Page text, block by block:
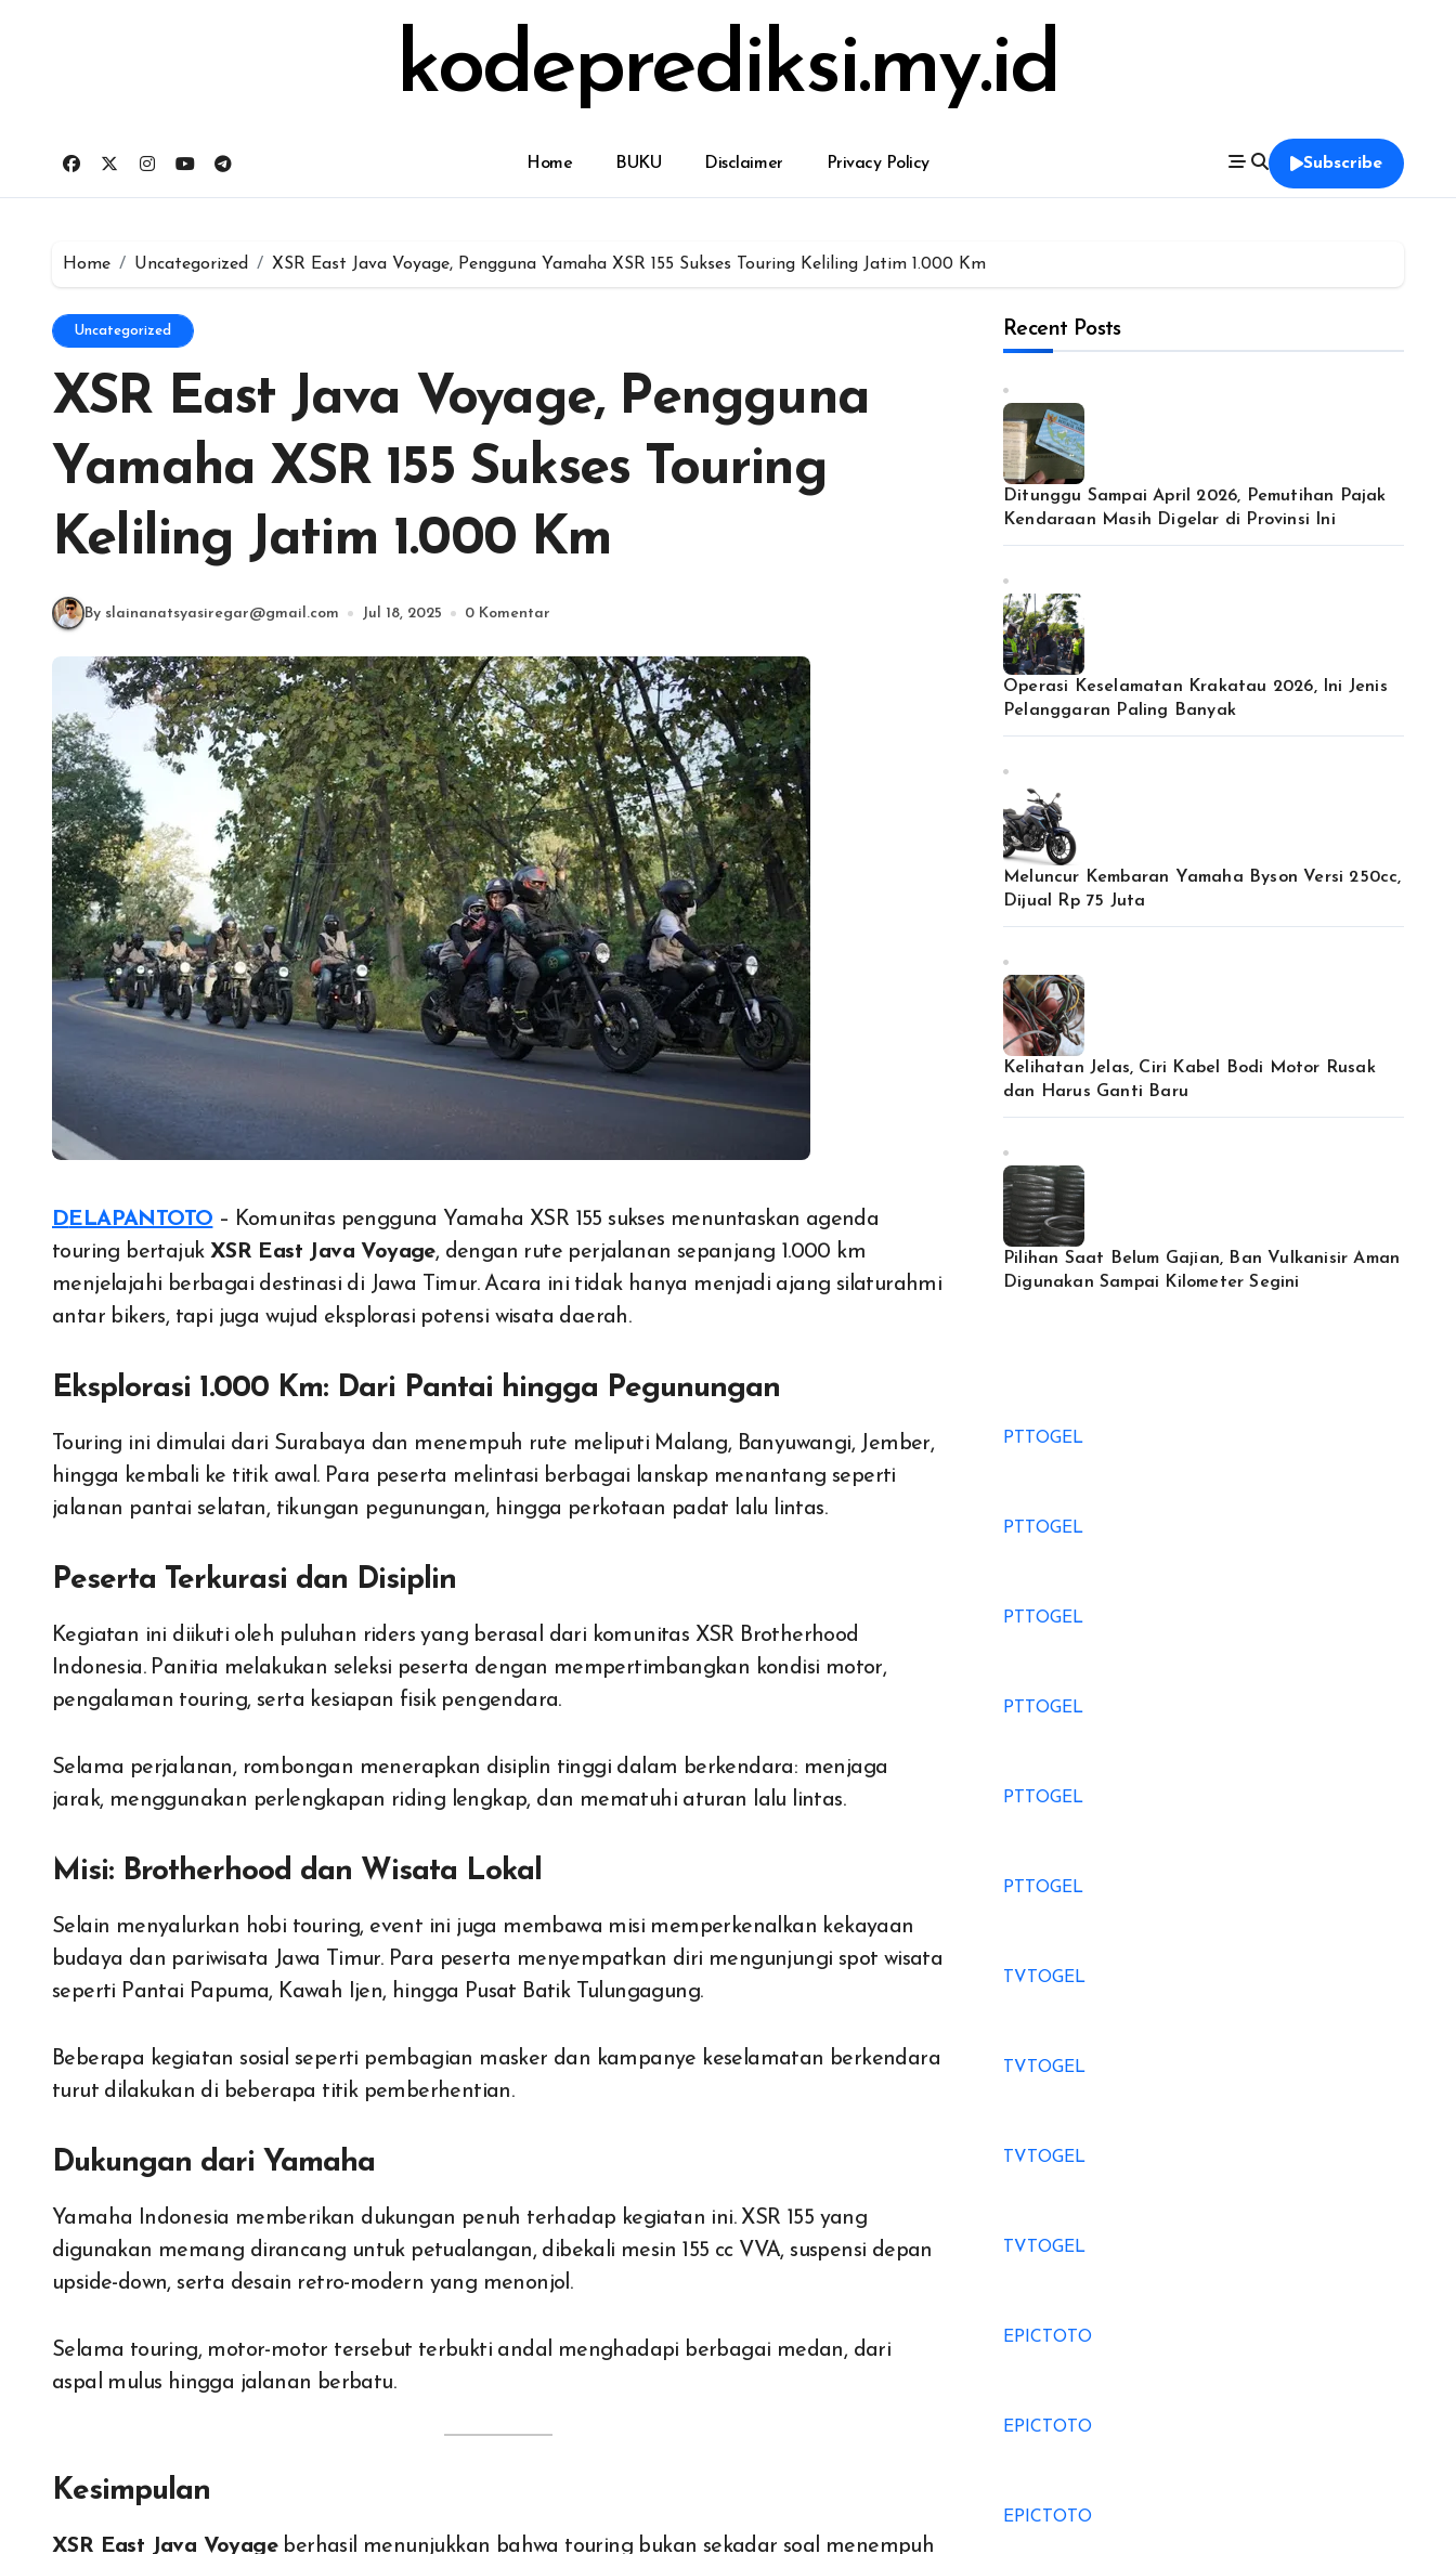
kodeprediksi.my.id
Home BUKU Disclaimer Privacy Policy Subscribe
Home Uncategorized XSR East Java Voyage, Pengguna Yamaha XSR 155 Sukses Touring Keliling Jatim 1.000 Km
Uncategorized
XSR East Java Voyage, Pengguna
Yamaha XSR 155 Sukses Touring
Keliling Jatim 1.000 Km
By slainanatsyasiregar@gmail.com Jul 18, 2025 0 Komentar
DELAPANTOTO – Komunitas pengguna Yamaha XSR 155 sukses menuntaskan agenda
touring bertajuk XSR East Java Voyage, dengan rute perjalanan sepanjang 1.000 km
menjelajahi berbagai destinasi di Jawa Timur. Acara ini tidak hanya menjadi ajang silaturahmi
antar bikers, tapi juga wujud eksplorasi potensi wisata daerah.
Eksplorasi 1.000 Km: Dari Pantai hingga Pegunungan
Touring ini dimulai dari Surabaya dan menempuh rute meliputi Malang, Banyuwangi, Jember,
hingga kembali ke titik awal. Para peserta melintasi berbagai lanskap menantang seperti
jalanan pantai selatan, tikungan pegunungan, hingga perkotaan padat lalu lintas.
Peserta Terkurasi dan Disiplin
Kegiatan ini diikuti oleh puluhan riders yang berasal dari komunitas XSR Brotherhood
Indonesia. Panitia melakukan seleksi peserta dengan mempertimbangkan kondisi motor,
pengalaman touring, serta kesiapan fisik pengendara.
Selama perjalanan, rombongan menerapkan disiplin tinggi dalam berkendara: menjaga
jarak, menggunakan perlengkapan riding lengkap, dan mematuhi aturan lalu lintas.
Misi: Brotherhood dan Wisata Lokal
Selain menyalurkan hobi touring, event ini juga membawa misi memperkenalkan kekayaan
budaya dan pariwisata Jawa Timur. Para peserta menyempatkan diri mengunjungi spot wisata
seperti Pantai Papuma, Kawah Ijen, hingga Pusat Batik Tulungagung.
Beberapa kegiatan sosial seperti pembagian masker dan kampanye keselamatan berkendara
turut dilakukan di beberapa titik pemberhentian.
Dukungan dari Yamaha
Yamaha Indonesia memberikan dukungan penuh terhadap kegiatan ini. XSR 155 yang
digunakan memang dirancang untuk petualangan, dibekali mesin 155 cc VVA, suspensi depan
upside-down, serta desain retro-modern yang menonjol.
Selama touring, motor-motor tersebut terbukti andal menghadapi berbagai medan, dari
aspal mulus hingga jalanan berbatu.
Kesimpulan
XSR East Java Voyageberhasil menunjukkan bahwa touring bukan sekadar soal menempuh
Recent Posts
Ditunggu Sampai April 2026, Pemutihan Pajak
Kendaraan Masih Digelar di Provinsi Ini
Operasi Keselamatan Krakatau 2026, Ini Jenis
Pelanggaran Paling Banyak
Meluncur Kembaran Yamaha Byson Versi 250cc,
Dijual Rp 75 Juta
Kelihatan Jelas, Ciri Kabel Bodi Motor Rusak
dan Harus Ganti Baru
Pilihan Saat Belum Gajian, Ban Vulkanisir Aman
Digunakan Sampai Kilometer Segini
PTTOGEL
PTTOGEL
PTTOGEL
PTTOGEL
PTTOGEL
PTTOGEL
TVTOGEL
TVTOGEL
TVTOGEL
TVTOGEL
EPICTOTO
EPICTOTO
EPICTOTO
untuk: